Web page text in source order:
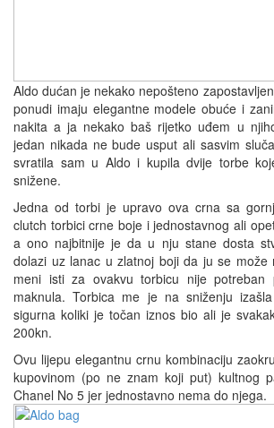
Aldo dućan je nekako nepošteno
ponudi imaju elegantne modele obuće i
nakita a ja nekako baš rijetko uđem u
jedan nikada ne bude usput ali sasvim
svratila sam u Aldo i kupila dvije torbe
snižene.
Jedna od torbi je upravo ova crna sa
clutch torbici crne boje i jednostavnog ali
a ono najbitnije je da u nju stane dosta
dolazi uz lanac u zlatnoj boji da ju se može
meni isti za ovakvu torbicu nije
maknula. Torbica me je na sniženju
sigurna koliki je točan iznos bio ali je
200kn.
Ovu lijepu elegantnu crnu kombinaciju
kupovinom (po ne znam koji put) kultnog
Chanel No 5 jer jednostavno nema do njega.